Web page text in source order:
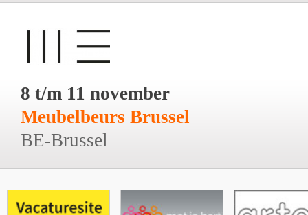
8 t/m 11 november
Meubelbeurs Brussel
BE-Brussel